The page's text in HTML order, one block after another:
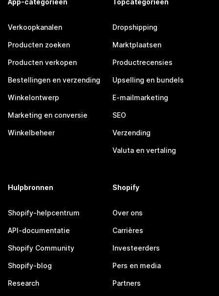
App-categorieën
Verkoopkanalen
Producten zoeken
Producten verkopen
Bestellingen en verzending
Winkelontwerp
Marketing en conversie
Winkelbeheer
Topcategorieën
Dropshipping
Marktplaatsen
Productrecensies
Upselling en bundels
E-mailmarketing
SEO
Verzending
Valuta en vertaling
Hulpbronnen
Shopify-helpcentrum
API-documentatie
Shopify Community
Shopify-blog
Research
Shopify
Over ons
Carrières
Investeerders
Pers en media
Partners